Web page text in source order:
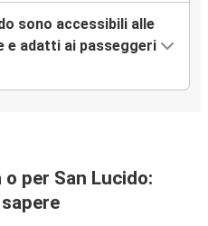
sono accessibili alle
e adatti ai passeggeri
per San Lucido: